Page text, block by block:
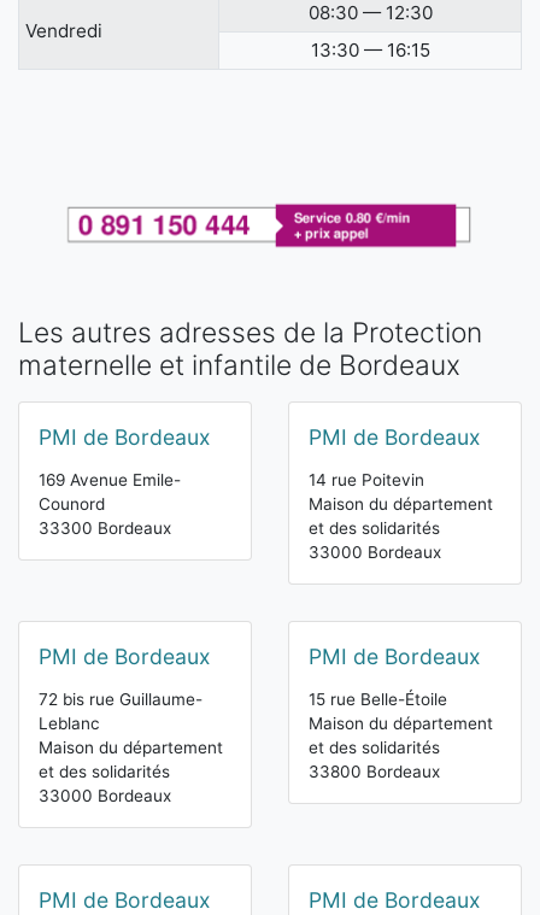
Vendredi
08:30 — 12:30
13:30 — 16:15
Les autres adresses de la Protection
maternelle et infantile de Bordeaux
PMI de Bordeaux
169 Avenue Emile-
Counord
33300 Bordeaux
PMI de Bordeaux
14 rue Poitevin
Maison du département
et des solidarités
33000 Bordeaux
PMI de Bordeaux
72 bis rue Guillaume-
Leblanc
Maison du département
et des solidarités
33000 Bordeaux
PMI de Bordeaux
15 rue Belle-Étoile
Maison du département
et des solidarités
33800 Bordeaux
PMI de Bordeaux PMI de Bordeaux